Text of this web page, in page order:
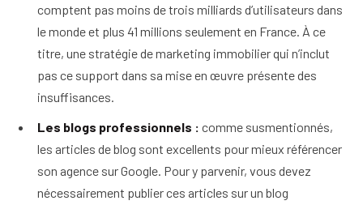
comptent pas moins de trois milliards d’utilisateurs dans
le monde et plus 41 millions seulement en France. À ce
titre, une stratégie de marketing immobilier qui n’inclut
pas ce support dans sa mise en œuvre présente des
insuffisances.
Les blogs professionnels : comme susmentionnés,
les articles de blog sont excellents pour mieux référencer
son agence sur Google. Pour y parvenir, vous devez
nécessairement publier ces articles sur un blog